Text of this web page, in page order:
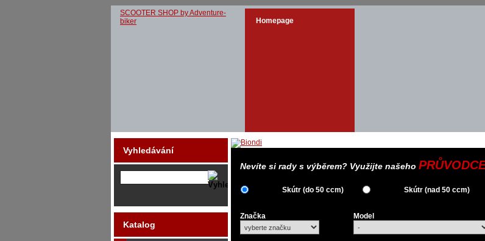
SCOOTER SHOP by Adventure-
biker
Homepage
Nevíte si rady s výběrem? Využijte našeho
Skútr (do 50 ccm) Skútr (nad 50 ccm)
Značka Model
Vyhledávání
Katalog